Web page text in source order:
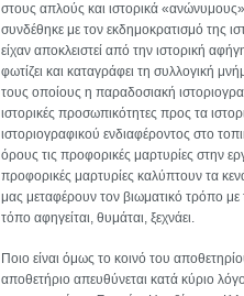
στους απλούς και ιστορικά
συνδέθηκε με τον εκδημοκρατισμό της
είχαν αποκλειστεί από την ιστορική
φωτίζει και καταγράφει τη συλλογική
τους οποίους η παραδοσιακή
ιστορικές προσωπικότητες προς τα
ιστοριογραφικού ενδιαφέροντος στο
όρους τις προφορικές μαρτυρίες στην
προφορικές μαρτυρίες καλύπτουν τα
μας μεταφέρουν τον βιωματικό τρόπο
τόπο αφηγείται, θυμάται, ξεχνάει.
Ποιο είναι όμως το κοινό του
αποθετήριο απευθύνεται κατά κύριο